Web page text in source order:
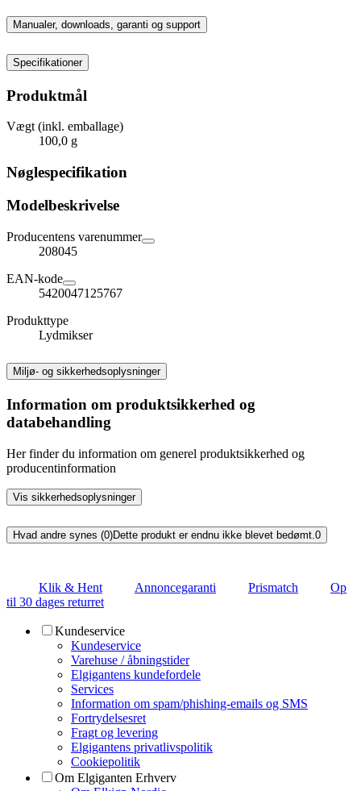
Manualer, downloads, garanti og support
Specifikationer
Produktmål
Vægt (inkl. emballage)
100,0 g
Nøglespecifikation
Modelbeskrivelse
Producentens varenummer
208045
EAN-kode
5420047125767
Produkttype
Lydmikser
Miljø- og sikkerhedsoplysninger
Information om produktsikkerhed og
databehandling
Her finder du information om generel produktsikkerhed og
producentinformation
Vis sikkerhedsoplysninger
Hvad andre synes (0)Dette produkt er endnu ikke blevet bedømt. 0
Klik & Hent Annoncegaranti Prismatch
Op
til 30 dages returret
Kundeservice
Kundeservice
Varehuse / åbningstider
Elgigantens kundefordele
Services
Information om spam/phishing-emails og SMS
Fortrydelsesret
Fragt og levering
Elgigantens privatlivspolitik
Cookiepolitik
Om Elgiganten Erhverv